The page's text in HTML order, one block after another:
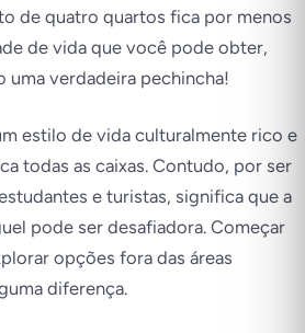
de quatro quartos fica por menos
de vida que você pode obter,
uma verdadeira pechincha!
estilo de vida culturalmente rico e
todas as caixas. Contudo, por ser
e turistas, significa que a
pode ser desafiadora. Começar
opções fora das áreas
diferença.